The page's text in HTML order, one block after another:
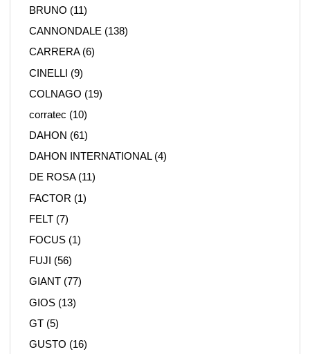
BRUNO (11)
CANNONDALE (138)
CARRERA(6)
CINELLI (9)
COLNAGO (19)
corratec (10)
DAHON (61)
DAHON INTERNATIONAL(4)
DE ROSA(11)
FACTOR (1)
FELT (7)
FOCUS (1)
FUJI (56)
GIANT (77)
GIOS (13)
GT (5)
GUSTO (16)